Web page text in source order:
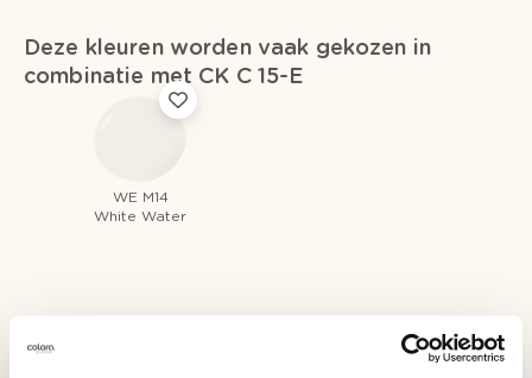
Deze kleuren worden vaak gekozen in
combinatie met CK C 15-E
WE M14
White Water
Recent bekeken kleuren